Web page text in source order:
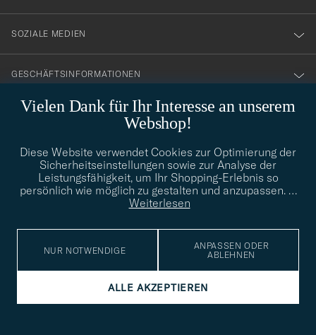
Vielen Dank für Ihr Interesse an unserem
Webshop!
Diese Website verwendet Cookies zur Optimierung der
Sicherheitseinstellungen sowie zur Analyse der
Leistungsfähigkeit, um Ihr Shopping-Erlebnis so
persönlich wie möglich zu gestalten und anzupassen. …
Weiterlesen
NUR NOTWENDIGE
ANPASSEN ODER
ABLEHNEN
ALLE AKZEPTIEREN
SOZIALE MEDIEN
GESCHÄFTSINFORMATIONEN
info@careofcarl.de
Benötigen Sie Hilfe bei der Suche nach Ihrem persönlichen Stil?
Wenden Sie sich an uns, wir helfen Ihnen gerne weiter!
STILBERATUNG